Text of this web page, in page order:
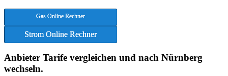
Gas Online Rechner
Strom Online Rechner
Anbieter Tarife vergleichen und nach Nürnberg
wechseln.